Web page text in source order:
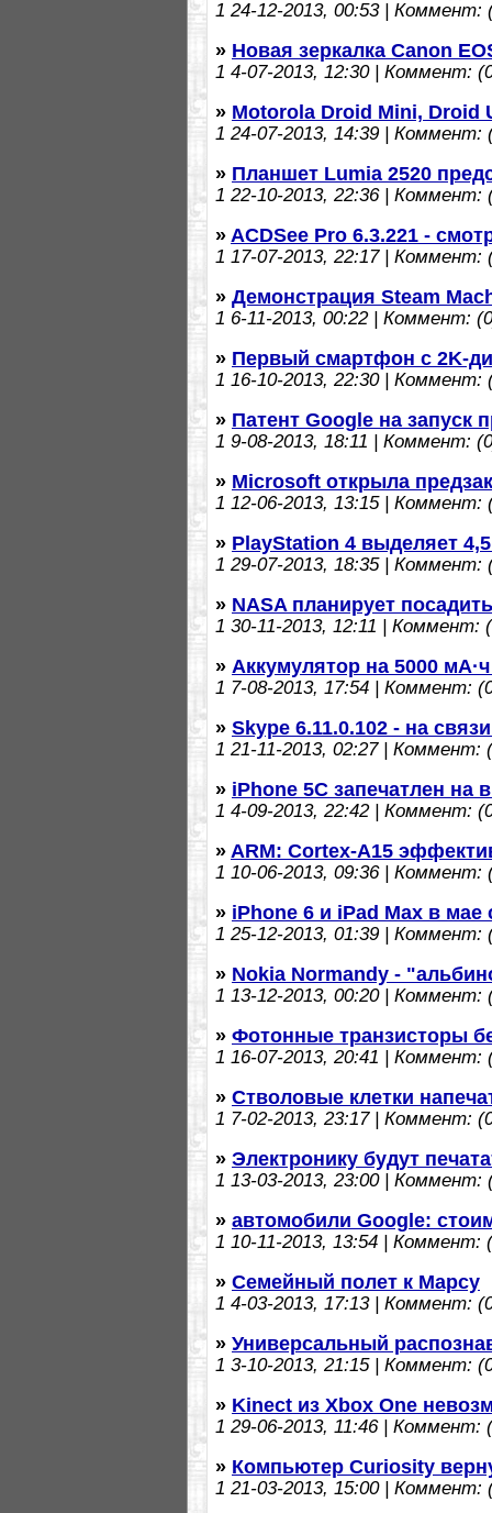
1 24-12-2013, 00:53 | Коммент:
» Новая зеркалка Canon
1 4-07-2013, 12:30 | Коммент:
» Motorola Droid Mini, Droid
1 24-07-2013, 14:39 | Коммент:
» Планшет Lumia 2520
1 22-10-2013, 22:36 | Коммент:
» ACDSee Pro 6.3.221 -
1 17-07-2013, 22:17 | Коммент:
» Демонстрация Steam
1 6-11-2013, 00:22 | Коммент:
» Первый смартфон с 2K-
1 16-10-2013, 22:30 | Коммент:
» Патент Google на запуск
1 9-08-2013, 18:11 | Коммент:
» Microsoft открыла
1 12-06-2013, 13:15 | Коммент:
» PlayStation 4 выделяет
1 29-07-2013, 18:35 | Коммент:
» NASA планирует
1 30-11-2013, 12:11 | Коммент:
» Аккумулятор на 5000
1 7-08-2013, 17:54 | Коммент:
» Skype 6.11.0.102 - на
1 21-11-2013, 02:27 | Коммент:
» iPhone 5C запечатлен на
1 4-09-2013, 22:42 | Коммент:
» ARM: Cortex-A15
1 10-06-2013, 09:36 | Коммент:
» iPhone 6 и iPad Max в мае
1 25-12-2013, 01:39 | Коммент:
» Nokia Normandy -
1 13-12-2013, 00:20 | Коммент:
» Фотонные транзисторы
1 16-07-2013, 20:41 | Коммент:
» Стволовые клетки
1 7-02-2013, 23:17 | Коммент:
» Электронику будут
1 13-03-2013, 23:00 | Коммент:
» автомобили Google:
1 10-11-2013, 13:54 | Коммент:
» Семейный полет к Марсу
1 4-03-2013, 17:13 | Коммент:
» Универсальный
1 3-10-2013, 21:15 | Коммент:
» Kinect из Xbox One
1 29-06-2013, 11:46 | Коммент:
» Компьютер Curiosity
1 21-03-2013, 15:00 | Коммент: